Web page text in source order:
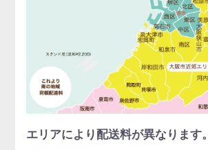
エリアにより配送料が異なります。